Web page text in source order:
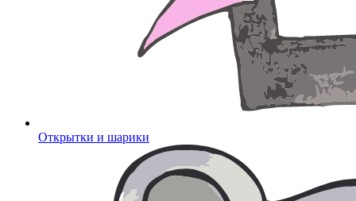
Открытки и шарики